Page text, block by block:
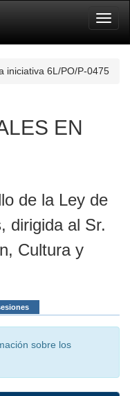
iniciativa 6L/PO/P-0475
EN
de la Ley de
dirigida al Sr.
Cultura y
sobre los